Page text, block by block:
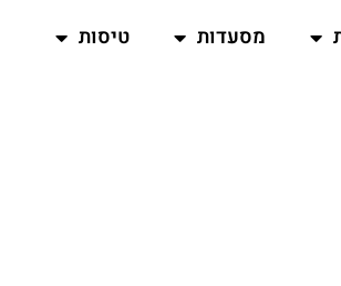
מסעדות
טיסות